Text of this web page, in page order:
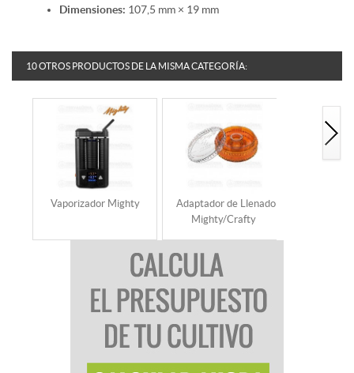
Dimensiones: 107,5 mm × 19 mm
10 OTROS PRODUCTOS DE LA MISMA CATEGORÍA:
Vaporizador Mighty
Adaptador de Llenado
Mighty/Crafty